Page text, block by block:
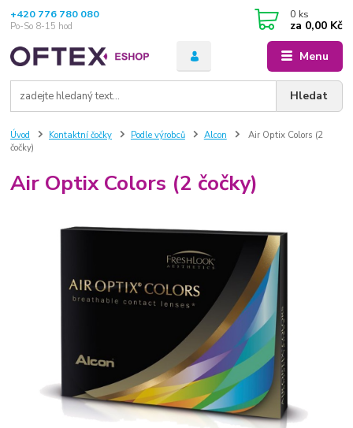
Menu
Hledat
+420 776 780 080
Po-So 8-15 hod
0 ks
za 0,00 Kč
Úvod Kontaktní čočky Podle výrobců Alcon
Air Optix Colors (2
čočky)
Air Optix Colors (2 čočky)